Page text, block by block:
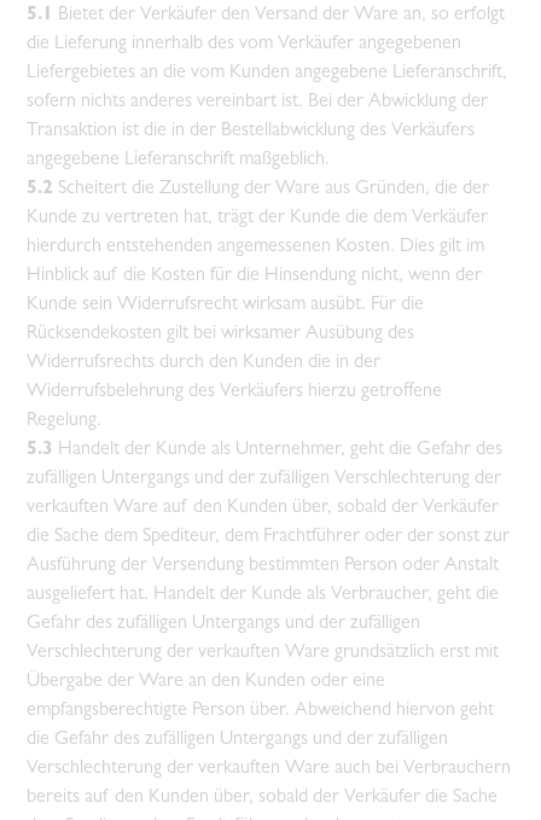
5.1 Bietet der Verkäufer den Versand der Ware an, so erfolgt
die Lieferung innerhalb des vom Verkäufer angegebenen
Liefergebietes an die vom Kunden angegebene Lieferanschrift,
sofern nichts anderes vereinbart ist. Bei der Abwicklung der
Transaktion ist die in der Bestellabwicklung des Verkäufers
angegebene Lieferanschrift maßgeblich.
5.2 Scheitert die Zustellung der Ware aus Gründen, die der
Kunde zu vertreten hat, trägt der Kunde die dem Verkäufer
hierdurch entstehenden angemessenen Kosten. Dies gilt im
Hinblick auf die Kosten für die Hinsendung nicht, wenn der
Kunde sein Widerrufsrecht wirksam ausübt. Für die
Rücksendekosten gilt bei wirksamer Ausübung des
Widerrufsrechts durch den Kunden die in der
Widerrufsbelehrung des Verkäufers hierzu getroffene
Regelung.
5.3 Handelt der Kunde als Unternehmer, geht die Gefahr des
zufälligen Untergangs und der zufälligen Verschlechterung der
verkauften Ware auf den Kunden über, sobald der Verkäufer
die Sache dem Spediteur, dem Frachtführer oder der sonst zur
Ausführung der Versendung bestimmten Person oder Anstalt
ausgeliefert hat. Handelt der Kunde als Verbraucher, geht die
Gefahr des zufälligen Untergangs und der zufälligen
Verschlechterung der verkauften Ware grundsätzlich erst mit
Übergabe der Ware an den Kunden oder eine
empfangsberechtigte Person über. Abweichend hiervon geht
die Gefahr des zufälligen Untergangs und der zufälligen
Verschlechterung der verkauften Ware auch bei Verbrauchern
bereits auf den Kunden über, sobald der Verkäufer die Sache